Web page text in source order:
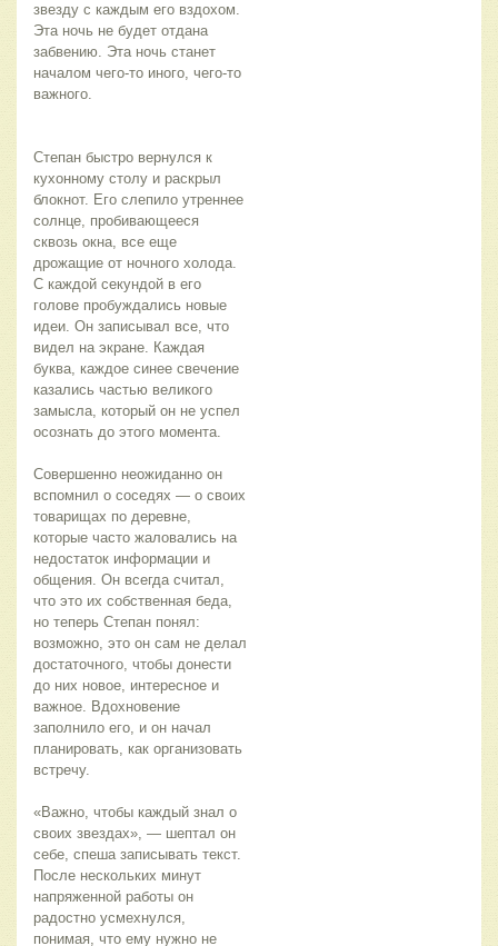
звезду с каждым его вздохом.
Эта ночь не будет отдана
забвению. Эта ночь станет
началом чего-то иного, чего-то
важного.
Степан быстро вернулся к
кухонному столу и раскрыл
блокнот. Его слепило утреннее
солнце, пробивающееся
сквозь окна, все еще
дрожащие от ночного холода.
С каждой секундой в его
голове пробуждались новые
идеи. Он записывал все, что
видел на экране. Каждая
буква, каждое синее свечение
казались частью великого
замысла, который он не успел
осознать до этого момента.
Совершенно неожиданно он
вспомнил о соседях — о своих
товарищах по деревне,
которые часто жаловались на
недостаток информации и
общения. Он всегда считал,
что это их собственная беда,
но теперь Степан понял:
возможно, это он сам не делал
достаточного, чтобы донести
до них новое, интересное и
важное. Вдохновение
заполнило его, и он начал
планировать, как организовать
встречу.
«Важно, чтобы каждый знал о
своих звездах», — шептал он
себе, спеша записывать текст.
После нескольких минут
напряженной работы он
радостно усмехнулся,
понимая, что ему нужно не